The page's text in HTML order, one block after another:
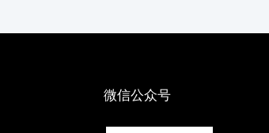
微信公众号